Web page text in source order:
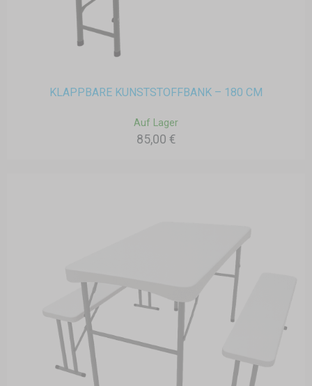
KLAPPBARE KUNSTSTOFFBANK – 180 CM
Auf Lager
85,00 €